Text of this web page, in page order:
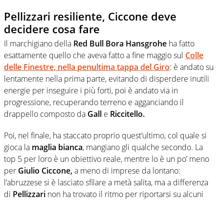
Pellizzari resiliente, Ciccone deve
decidere cosa fare
Il marchigiano della Red Bull Bora Hansgrohe ha fatto
esattamente quello che aveva fatto a fine maggio sul Colle
delle Finestre, nella penultima tappa del Giro: è andato su
lentamente nella prima parte, evitando di disperdere inutili
energie per inseguire i più forti, poi è andato via in
progressione, recuperando terreno e agganciando il
drappello composto da Gall e Riccitello.
Poi, nel finale, ha staccato proprio quest’ultimo, col quale si
gioca la maglia bianca, mangiano gli qualche secondo. La
top 5 per loro è un obiettivo reale, mentre lo è un po’ meno
per Giulio Ciccone,a meno di imprese da lontano:
l’abruzzese si è lasciato sfilare a metà salita, ma a differenza
di Pellizzari non ha trovato il ritmo per riportarsi su alcuni